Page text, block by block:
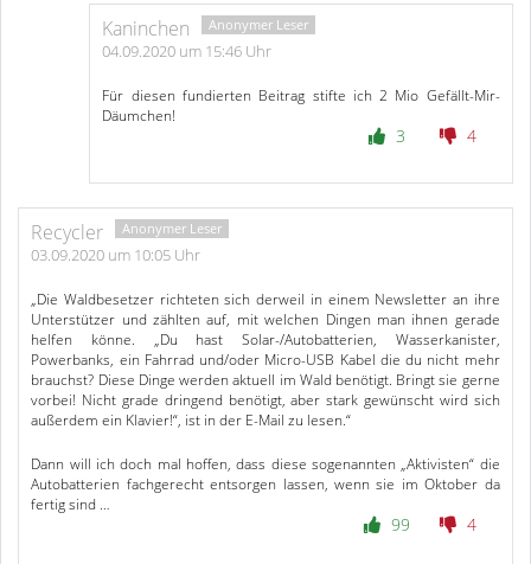
Kaninchen
04.09.2020 um 15:46 Uhr
Für diesen fundierten Beitrag stifte ich 2 Mio Gefällt-Mir-
Däumchen!
3 4
Recycler
03.09.2020 um 10:05 Uhr
„Die Waldbesetzer richteten sich derweil in einem Newsletter an ihre
Unterstützer und zählten auf, mit welchen Dingen man ihnen gerade
helfen könne. „Du hast Solar-/Autobatterien, Wasserkanister,
Powerbanks, ein Fahrrad und/oder Micro-USB Kabel die du nicht mehr
brauchst? Diese Dinge werden aktuell im Wald benötigt. Bringt sie gerne
vorbei! Nicht grade dringend benötigt, aber stark gewünscht wird sich
außerdem ein Klavier!“, ist in der E-Mail zu lesen.“
Dann will ich doch mal hoffen, dass diese sogenannten „Aktivisten“ die
Autobatterien fachgerecht entsorgen lassen, wenn sie im Oktober da
fertig sind …
99 4